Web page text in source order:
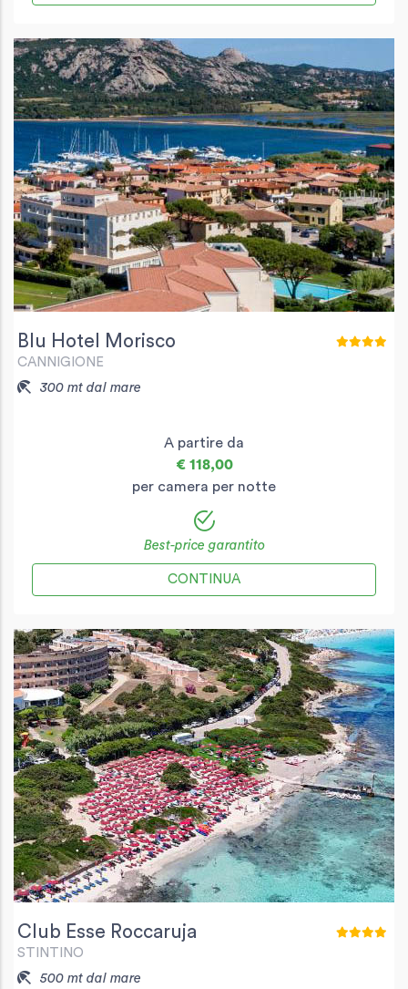
Blu Hotel Morisco
CANNIGIONE
300 mt dal mare
A partire da
€ 118,00
per camera per notte
Best-price garantito
CONTINUA
Club Esse Roccaruja
STINTINO
500 mt dal mare